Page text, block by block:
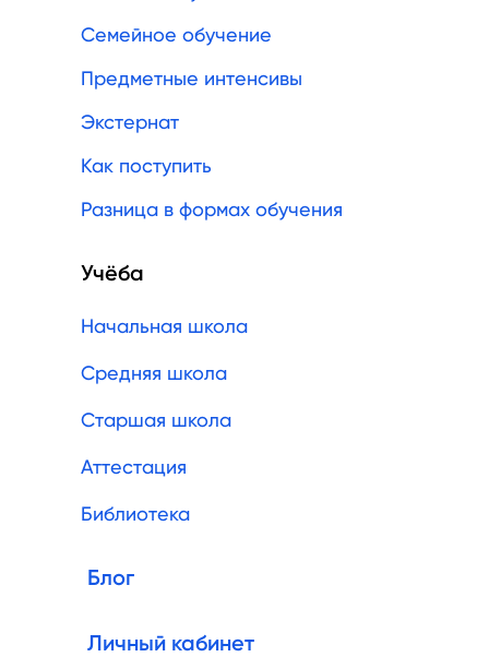
Семейное обучение
Предметные интенсивы
Как поступить
Экстернат
Разница в формах обучения
Учёба
Начальная школа
Средняя школа
Старшая школа
Аттестация
Библиотека
Блог
Личный кабинет